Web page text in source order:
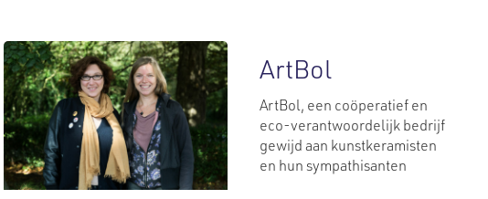
ArtBol
ArtBol, een coöperatief en
eco-verantwoordelijk bedrijf
gewijd aan kunstkeramisten
en hun sympathisanten